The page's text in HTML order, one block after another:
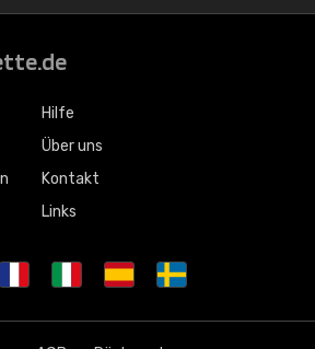
Hilfe
Über uns
Kontakt
Links